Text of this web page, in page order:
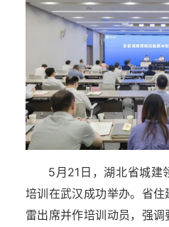
5月21日，湖北省城建
培训在武汉成功举办。省
雷出席并作培训动员，强